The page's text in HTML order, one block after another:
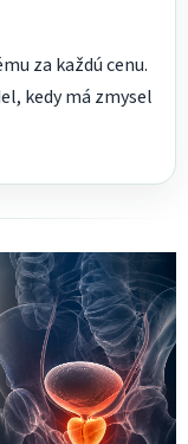
za každú cenu.
kedy má zmysel